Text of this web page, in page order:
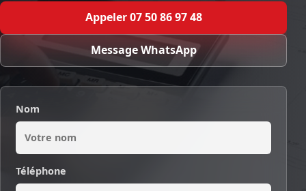
Appeler 07 50 86 97 48
Message WhatsApp
Nom
Téléphone